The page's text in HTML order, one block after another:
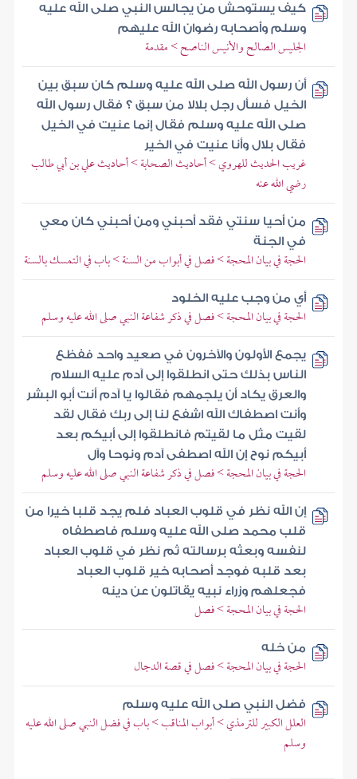
كيف يستوحش من يجالس النبي صلى الله عليه
وسلم وأصحابه رضوان الله عليهم
الجليس الصالح والأنيس الناصح > مقدمة
أن رسول الله صلى الله عليه وسلم كان سبق بين
الخيل فسأل رجل بلالا من سبق ؟ فقال رسول الله
صلى الله عليه وسلم فقال إنما عنيت في الخيل
فقال بلال وأنا عنيت في الخير
غريب الحديث للهروي > أحاديث الصحابة > أحاديث علي بن أبي طالب
رضي الله عنه
من أحيا سنتي فقد أحبني ومن أحبني كان معي
في الجنة
الحجة في بيان المحجة > فصل في أبواب من السنة > باب في التمسك بالسنة
أي من وجب عليه الخلود
الحجة في بيان المحجة > فصل في ذكر شفاعة النبي صلى الله عليه وسلم
يجمع الأولون والآخرون في صعيد واحد ففظع
الناس بذلك حتى انطلقوا إلى آدم عليه السلام
والعرق يكاد أن يلجمهم فقالوا يا آدم أنت أبو البشر
وأنت اصطفاك الله اشفع لنا إلى ربك فقال لقد
لقيت مثل ما لقيتم فانطلقوا إلى أبيكم بعد
أبيكم نوح إن الله اصطفى آدم ونوحا وآل
الحجة في بيان المحجة > فصل في ذكر شفاعة النبي صلى الله عليه وسلم
إن الله نظر في قلوب العباد فلم يجد قلبا خيرا من
قلب محمد صلى الله عليه وسلم فاصطفاه
لنفسه وبعثه برسالته ثم نظر في قلوب العباد
بعد قلبه فوجد أصحابه خير قلوب العباد
فجعلهم وزراء نبيه يقاتلون عن دينه
الحجة في بيان المحجة > فصل
من خله
الحجة في بيان المحجة > فصل في قصة الدجال
فضل النبي صلى الله عليه وسلم
العلل الكبير للترمذي > أبواب المناقب > باب في فضل النبي صلى الله عليه
وسلم